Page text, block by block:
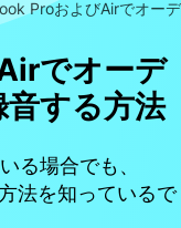
ProおよびAirでオーデ
でオーデ
する方法
る場合でも、
法を知っているで